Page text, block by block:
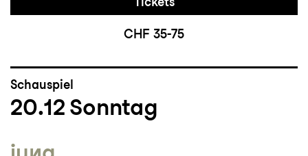
CHF 35-75
Schauspiel
20.12 Sonntag